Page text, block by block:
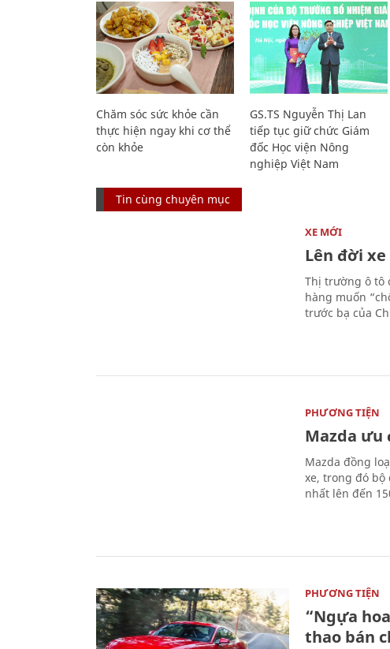
Chăm sóc sức khỏe cần
thực hiện ngay khi cơ thể
còn khỏe
GS.TS Nguyễn Thị Lan
tiếp tục giữ chức Giám
đốc Học viện Nông
nghiệp Việt Nam
Tin cùng chuyên mục
XE MỚI
Lên đời
Thị trường ô tô
hàng muốn
trước bạ của
PHƯƠNG TIỆN
Mazda ưu
Mazda đồng
xe, trong đó bộ
nhất lên đến
PHƯƠNG TIỆN
“Ngựa
thao bán